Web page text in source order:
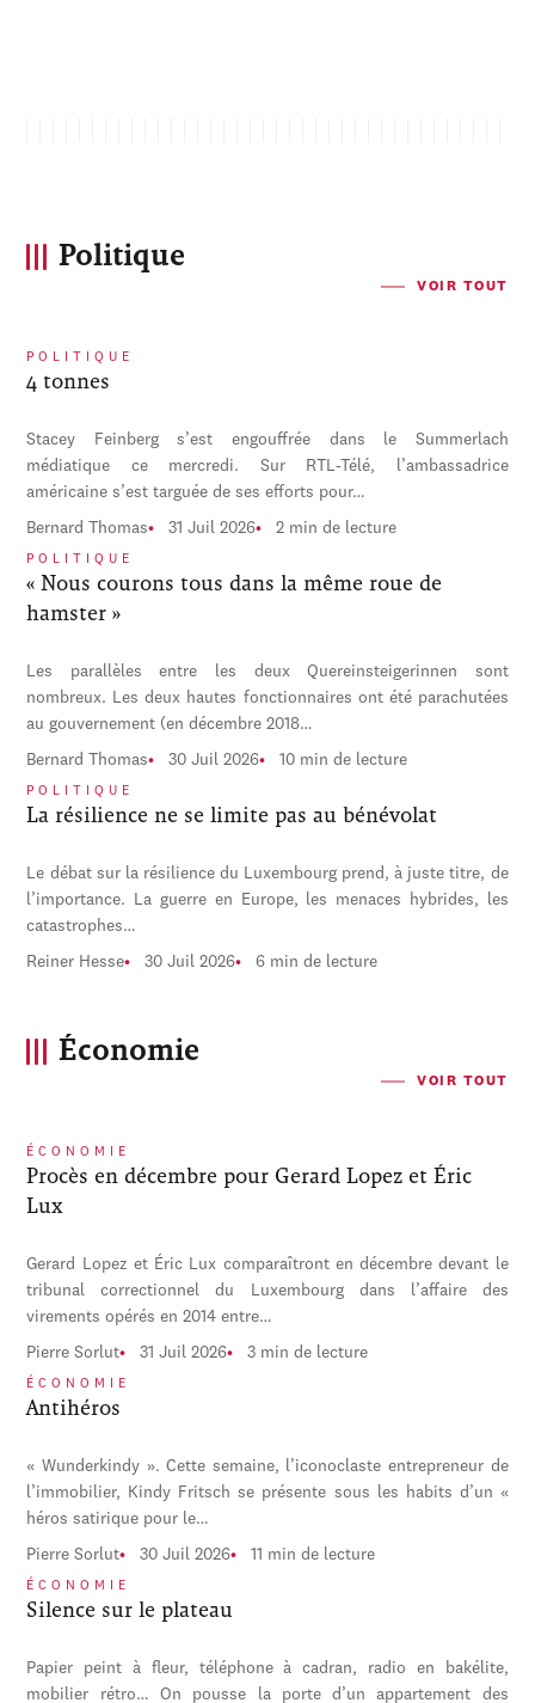
Politique
VOIR TOUT
POLITIQUE
4 tonnes
Stacey Feinberg s’est engouffrée dans le Summerlach
médiatique ce mercredi. Sur RTL-Télé, l’ambassadrice
américaine s’est targuée de ses efforts pour…
Bernard Thomas 31 Juil 2026 2 min de lecture
POLITIQUE
« Nous courons tous dans la même roue de
hamster »
Les parallèles entre les deux Quereinsteigerinnen sont
nombreux. Les deux hautes fonctionnaires ont été parachutées
au gouvernement (en décembre 2018…
Bernard Thomas 30 Juil 2026 10 min de lecture
POLITIQUE
La résilience ne se limite pas au bénévolat
Le débat sur la résilience du Luxembourg prend, à juste titre, de
l’importance. La guerre en Europe, les menaces hybrides, les
catastrophes…
Reiner Hesse 30 Juil 2026 6 min de lecture
Économie
VOIR TOUT
ÉCONOMIE
Procès en décembre pour Gerard Lopez et Éric
Lux
Gerard Lopez et Éric Lux comparaîtront en décembre devant le
tribunal correctionnel du Luxembourg dans l’affaire des
virements opérés en 2014 entre…
Pierre Sorlut 31 Juil 2026 3 min de lecture
ÉCONOMIE
Antihéros
« Wunderkindy ». Cette semaine, l’iconoclaste entrepreneur de
l’immobilier, Kindy Fritsch se présente sous les habits d’un «
héros satirique pour le…
Pierre Sorlut 30 Juil 2026 11 min de lecture
ÉCONOMIE
Silence sur le plateau
Papier peint à fleur, téléphone à cadran, radio en bakélite,
mobilier rétro… On pousse la porte d’un appartement des